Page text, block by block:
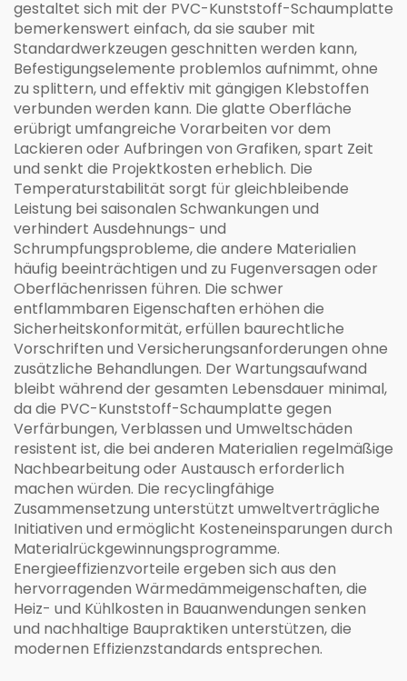
gestaltet sich mit der PVC-Kunststoff-Schaumplatte
bemerkenswert einfach, da sie sauber mit
Standardwerkzeugen geschnitten werden kann,
Befestigungselemente problemlos aufnimmt, ohne
zu splittern, und effektiv mit gängigen Klebstoffen
verbunden werden kann. Die glatte Oberfläche
erübrigt umfangreiche Vorarbeiten vor dem
Lackieren oder Aufbringen von Grafiken, spart Zeit
und senkt die Projektkosten erheblich. Die
Temperaturstabilität sorgt für gleichbleibende
Leistung bei saisonalen Schwankungen und
verhindert Ausdehnungs- und
Schrumpfungsprobleme, die andere Materialien
häufig beeinträchtigen und zu Fugenversagen oder
Oberflächenrissen führen. Die schwer
entflammbaren Eigenschaften erhöhen die
Sicherheitskonformität, erfüllen baurechtliche
Vorschriften und Versicherungsanforderungen ohne
zusätzliche Behandlungen. Der Wartungsaufwand
bleibt während der gesamten Lebensdauer minimal,
da die PVC-Kunststoff-Schaumplatte gegen
Verfärbungen, Verblassen und Umweltschäden
resistent ist, die bei anderen Materialien regelmäßige
Nachbearbeitung oder Austausch erforderlich
machen würden. Die recyclingfähige
Zusammensetzung unterstützt umweltverträgliche
Initiativen und ermöglicht Kosteneinsparungen durch
Materialrückgewinnungsprogramme.
Energieeffizienzvorteile ergeben sich aus den
hervorragenden Wärmedämmeigenschaften, die
Heiz- und Kühlkosten in Bauanwendungen senken
und nachhaltige Baupraktiken unterstützen, die
modernen Effizienzstandards entsprechen.